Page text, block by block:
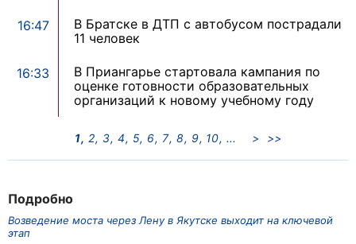
Подробно
Возведение моста через Лену в Якутске выходит на ключевой
этап
16:47
В Братске в ДТП с автобусом пострадали
11 человек
16:33
В Приангарье стартовала кампания по
оценке готовности образовательных
организаций к новому учебному году
1 2 3 4 5 6 7 8 9 10 > >>